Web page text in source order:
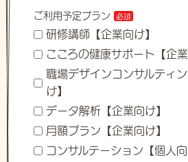
ご利用予定プラン
研修講師【企業向け】
こころの健康サポート【企業
職場デザインコンサルティ
け】
データ解析【企業向け】
月額プラン【企業向け】
コンサルテーション【個人向